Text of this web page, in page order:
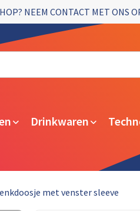
NEEM CONTACT MET ONS
Drinkwaren
met venster sleeve